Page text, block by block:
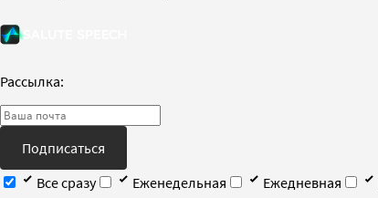
Рассылка:
Подписаться
Все сразу
Еженедельная Ежедневная